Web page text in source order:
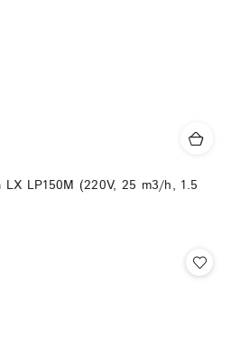
LX LP150M (220V, 25 m3/h, 1.5